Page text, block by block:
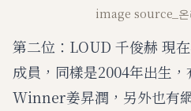
image source_온
第二位：LOUD 千俊赫 現
成員，同樣是2004年出生
Winner姜昇潤，另外也有